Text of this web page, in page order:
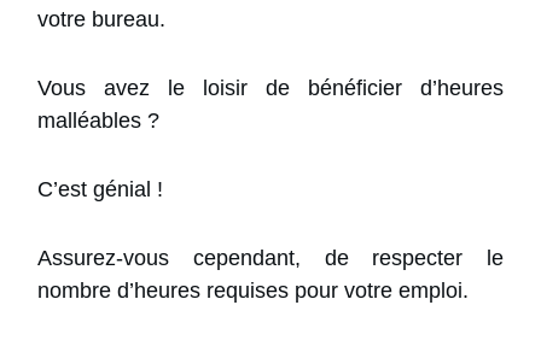
votre bureau.
Vous avez le loisir de bénéficier d’heures
malléables ?
C’est génial !
Assurez-vous cependant, de respecter le
nombre d’heures requises pour votre emploi.